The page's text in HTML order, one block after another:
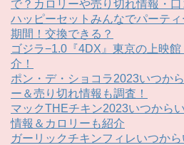
で？カロリーや売り切れ情報・
ハッピーセットみんなでパーテ
期間！交換できる？
ゴジラ−1.0『4DX』東京の上映
介！
ポン・デ・ショコラ2023いつか
ー＆売り切れ情報も調査！
マックTHEチキン2023いつから
情報＆カロリーも紹介
ガーリックチキンフィレいつか